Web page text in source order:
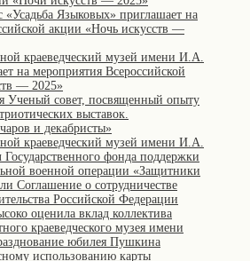
Языковых» приглашает на
акции «Ночь искусств —
краеведческий музей имени И.А.
на мероприятия Всероссийской
— 2025»
Ученый совет, посвященный опыту
выставок.
и декабристы»
краеведческий музей имени И.А.
фонда поддержки
военной операции «Защитники
Соглашение о сотрудничестве
Российской Федерации
оценила вклад коллектива
краеведческого музея имени
юбилея Пушкина
использованию карты